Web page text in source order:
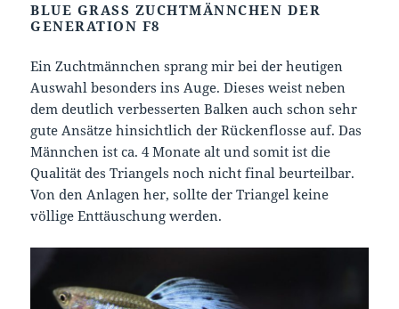
BLUE GRASS ZUCHTMÄNNCHEN DER
GENERATION F8
Ein Zuchtmännchen sprang mir bei der heutigen
Auswahl besonders ins Auge. Dieses weist neben
dem deutlich verbesserten Balken auch schon sehr
gute Ansätze hinsichtlich der Rückenflosse auf. Das
Männchen ist ca. 4 Monate alt und somit ist die
Qualität des Triangels noch nicht final beurteilbar.
Von den Anlagen her, sollte der Triangel keine
völlige Enttäuschung werden.